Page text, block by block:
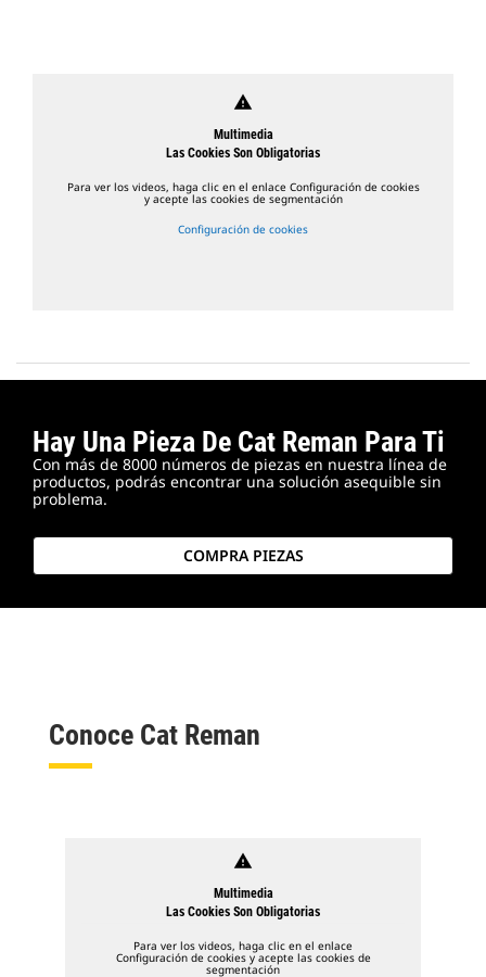
warning
Multimedia
Las Cookies Son Obligatorias
Para ver los videos, haga clic en el enlace Configuración de cookies
y acepte las cookies de segmentación
Configuración de cookies
Hay Una Pieza De Cat Reman Para Ti
Con más de 8000 números de piezas en nuestra línea de
productos, podrás encontrar una solución asequible sin
problema.
COMPRA PIEZAS
Conoce Cat Reman
warning
Multimedia
Las Cookies Son Obligatorias
Para ver los videos, haga clic en el enlace
Configuración de cookies y acepte las cookies de
segmentación